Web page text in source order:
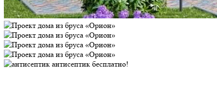
антисептик бесплатно!